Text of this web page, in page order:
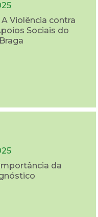
Violência contra
Sociais do
da